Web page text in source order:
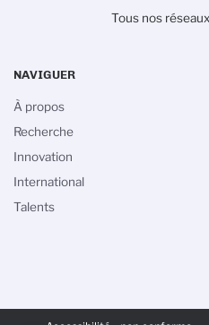
Tous nos
NAVIGUER
À propos
Recherche
Innovation
International
Talents